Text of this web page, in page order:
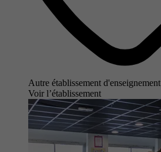
Autre établissement d'enseignement
Voir l’établissement